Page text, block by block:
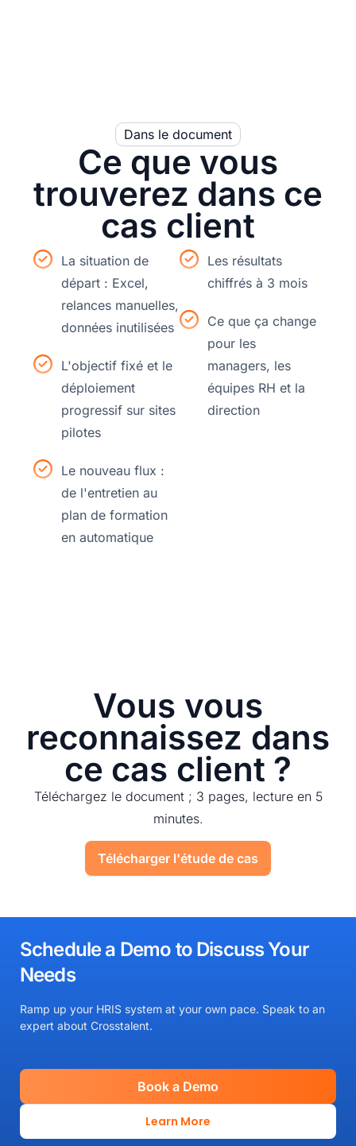
Dans le document
Ce que vous
trouverez dans ce
cas client
La situation de
départ : Excel,
relances manuelles,
données inutilisées
L'objectif fixé et le
déploiement
progressif sur sites
pilotes
Le nouveau flux :
de l'entretien au
plan de formation
en automatique
Les résultats
chiffrés à 3 mois
Ce que ça change
pour les
managers, les
équipes RH et la
direction
Vous vous
reconnaissez dans
ce cas client ?
Téléchargez le document ; 3 pages, lecture en 5
minutes.
Télécharger l'étude de cas
Schedule a Demo to Discuss Your
Needs
Ramp up your HRIS system at your own pace. Speak to an
expert about Crosstalent.
Learn More
Book a Demo